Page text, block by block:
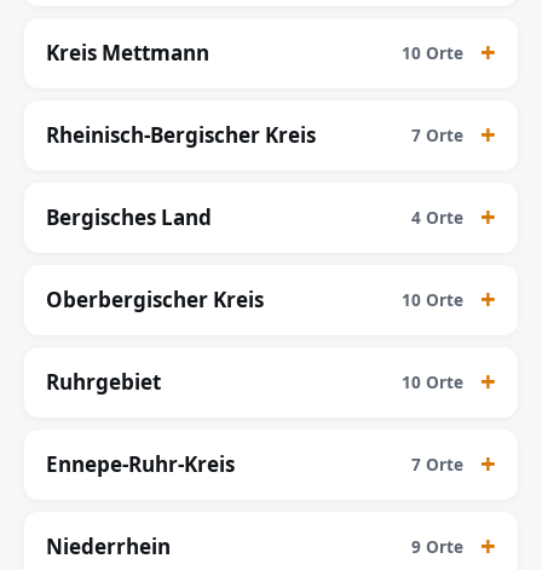
Kreis Mettmann 10 Orte
Rheinisch-Bergischer Kreis 7 Orte
Bergisches Land 4 Orte
Oberbergischer Kreis 10 Orte
Ruhrgebiet 10 Orte
Ennepe-Ruhr-Kreis 7 Orte
Niederrhein 9 Orte